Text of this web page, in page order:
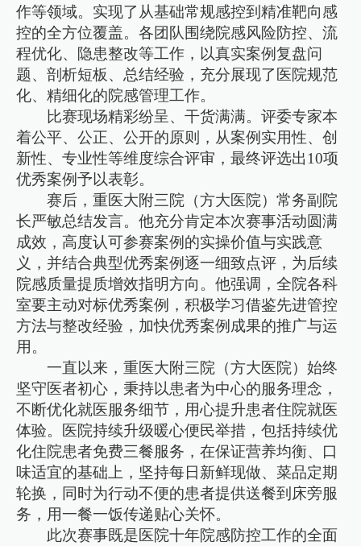
作等领域。实现了从基础常规感控到精准靶向感
控的全方位覆盖。各团队围绕院感风险防控、流
程优化、隐患整改等工作，以真实案例复盘问
题、剖析短板、总结经验，充分展现了医院规范
化、精细化的院感管理工作。
比赛现场精彩纷呈、干货满满。评委专家本
着公平、公正、公开的原则，从案例实用性、创
新性、专业性等维度综合评审，最终评选出10项
优秀案例予以表彰。
赛后，重医大附三院（方大医院）常务副院
长严敏总结发言。他充分肯定本次赛事活动圆满
成效，高度认可参赛案例的实操价值与实践意
义，并结合典型优秀案例逐一细致点评，为后续
院感质量提质增效指明方向。他强调，全院各科
室要主动对标优秀案例，积极学习借鉴先进管控
方法与整改经验，加快优秀案例成果的推广与运
用。
一直以来，重医大附三院（方大医院）始终
坚守医者初心，秉持以患者为中心的服务理念，
不断优化就医服务细节，用心提升患者住院就医
体验。医院持续升级暖心便民举措，包括持续优
化住院患者免费三餐服务，在保证营养均衡、口
味适宜的基础上，坚持每日新鲜现做、菜品定期
轮换，同时为行动不便的患者提供送餐到床旁服
务，用一餐一饭传递贴心关怀。
此次赛事既是医院十年院感防控工作的全面